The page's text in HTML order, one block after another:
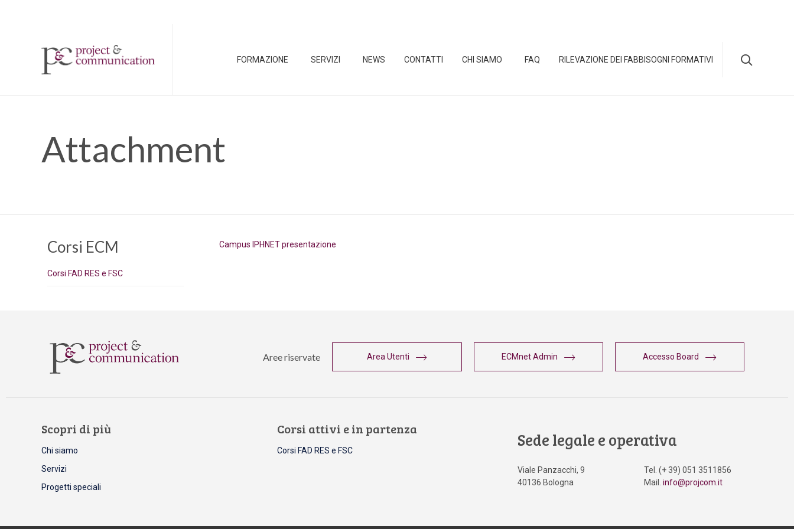
FORMAZIONE SERVIZI NEWS CONTATTI CHI SIAMO FAQ RILEVAZIONE DEI FABBISOGNI FORMATIVI 
Attachment
Campus IPHNET presentazione
Corsi ECM
Corsi FAD RES e FSC
Aree riservate Area Utenti ECMnet Admin Accesso Board
Scopri di più
Chi siamo
Servizi
Progetti speciali
Corsi attivi e in partenza
Corsi FAD RES e FSC
Sede legale e operativa
Viale Panzacchi, 9
40136 Bologna
Tel. (+ 39) 051 3511856
Mail. info@projcom.it